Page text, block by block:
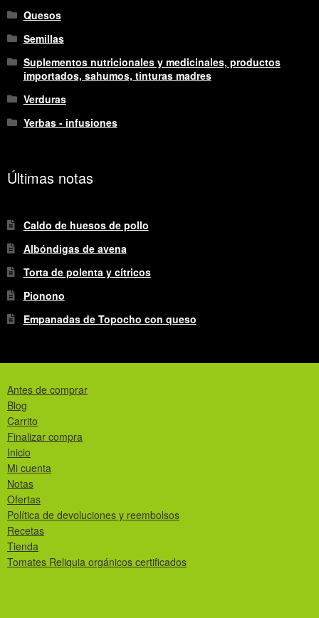
Quesos
Semillas
Suplementos nutricionales y medicinales, productos
importados, sahumos, tinturas madres
Verduras
Yerbas - infusiones
Últimas notas
Caldo de huesos de pollo
Albóndigas de avena
Torta de polenta y cítricos
Pionono
Empanadas de Topocho con queso
Antes de comprar
Blog
Carrito
Finalizar compra
Inicio
Mi cuenta
Notas
Ofertas
Política de devoluciones y reembolsos
Recetas
Tienda
Tomates Reliquia orgánicos certificados